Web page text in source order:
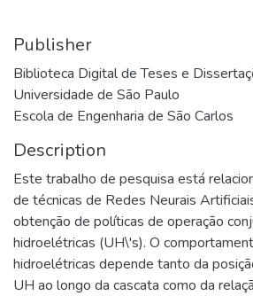
Publisher
Biblioteca Digital de Teses e
Universidade de São Paulo
Escola de Engenharia de São Carlos
Description
Este trabalho de pesquisa está
de técnicas de Redes Neurais
obtenção de políticas de operação
hidroelétricas (UH\'s). O
hidroelétricas depende tanto da
UH ao longo da cascata como da